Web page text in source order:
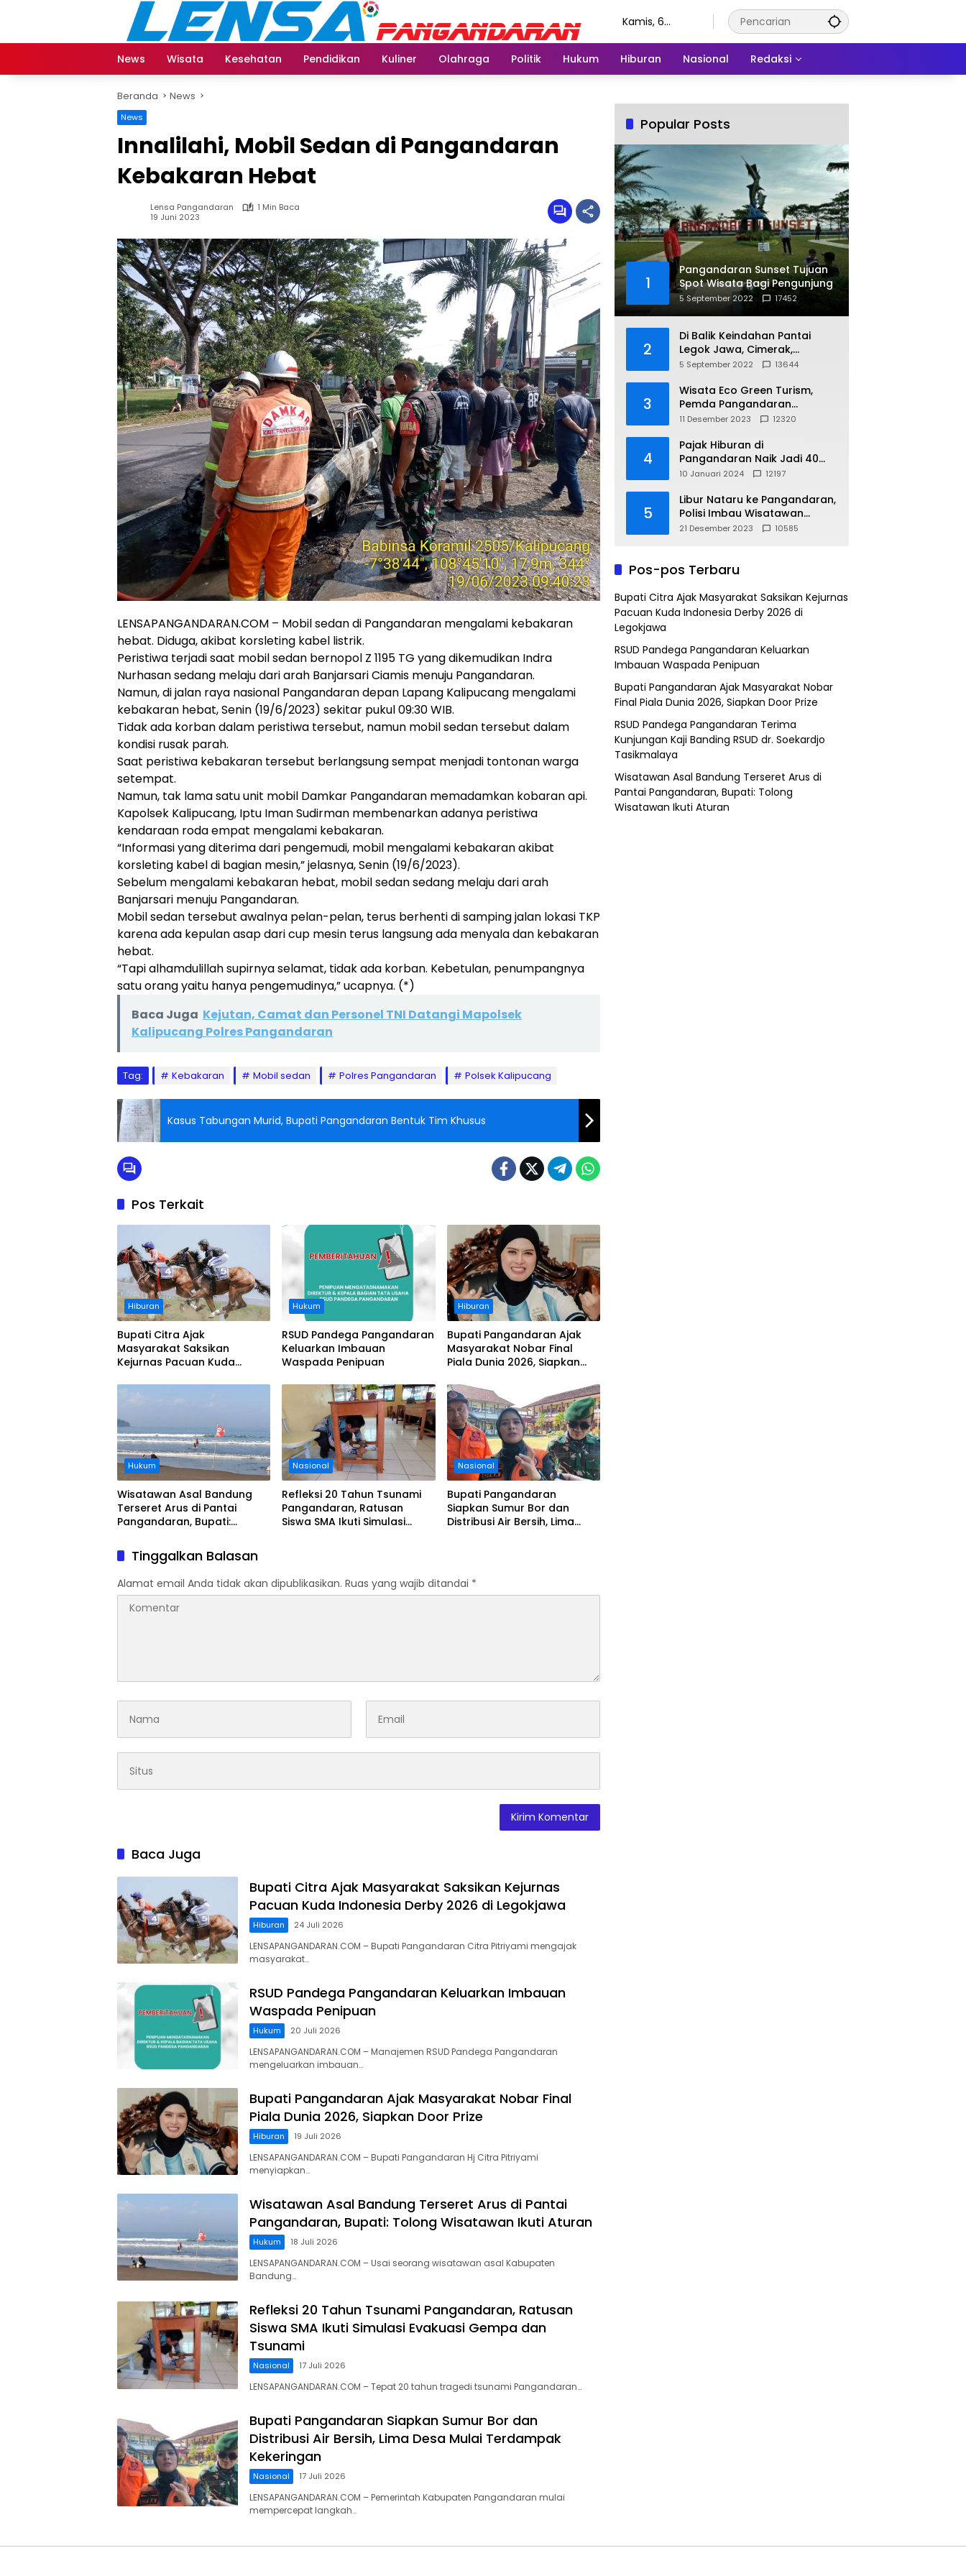
Kamis, 6
News
Wisata Kesehatan Pendidikan Kuliner Olahraga Politik Hukum Hiburan Nasional Redaksi
Beranda News
News
Innalilahi, Mobil Sedan di Pangandaran
Kebakaran Hebat
Lensa Pangandaran
1 Min Baca
19 Juni 2023
LENSAPANGANDARAN.COM – Mobil sedan di Pangandaran mengalami kebakaran
hebat. Diduga, akibat korsleting kabel listrik.
Peristiwa terjadi saat mobil sedan bernopol Z 1195 TG yang dikemudikan Indra
Nurhasan sedang melaju dari arah Banjarsari Ciamis menuju Pangandaran.
Namun, di jalan raya nasional Pangandaran depan Lapang Kalipucang mengalami
kebakaran hebat, Senin (19/6/2023) sekitar pukul 09:30 WIB.
Tidak ada korban dalam peristiwa tersebut, namun mobil sedan tersebut dalam
kondisi rusak parah.
Saat peristiwa kebakaran tersebut berlangsung sempat menjadi tontonan warga
setempat.
Namun, tak lama satu unit mobil Damkar Pangandaran memadamkan kobaran api.
Kapolsek Kalipucang, Iptu Iman Sudirman membenarkan adanya peristiwa
kendaraan roda empat mengalami kebakaran.
“Informasi yang diterima dari pengemudi, mobil mengalami kebakaran akibat
korsleting kabel di bagian mesin,” jelasnya, Senin (19/6/2023).
Sebelum mengalami kebakaran hebat, mobil sedan sedang melaju dari arah
Banjarsari menuju Pangandaran.
Mobil sedan tersebut awalnya pelan-pelan, terus berhenti di samping jalan lokasi TKP
karena ada kepulan asap dari cup mesin terus langsung ada menyala dan kebakaran
hebat.
“Tapi alhamdulillah supirnya selamat, tidak ada korban. Kebetulan, penumpangnya
satu orang yaitu hanya pengemudinya,” ucapnya. (*)
Baca Juga Kejutan, Camat dan Personel TNI Datangi Mapolsek
Kalipucang Polres Pangandaran
Tag: Kebakaran Mobil sedan Polres Pangandaran Polsek Kalipucang
Kasus Tabungan Murid, Bupati Pangandaran Bentuk Tim Khusus
Pos Terkait
Hiburan
Bupati Citra Ajak
Masyarakat Saksikan
Kejurnas Pacuan Kuda
Legokjawa
Hukum
RSUD Pandega Pangandaran
Keluarkan Imbauan
Waspada Penipuan
Hiburan
Bupati Pangandaran Ajak
Masyarakat Nobar Final
Piala Dunia 2026, Siapkan
Hukum
Wisatawan Asal Bandung
Terseret Arus di Pantai
Pangandaran, Bupati:
Aturan
Nasional
Refleksi 20 Tahun Tsunami
Pangandaran, Ratusan
Siswa SMA Ikuti Simulasi
Nasional
Bupati Pangandaran
Siapkan Sumur Bor dan
Distribusi Air Bersih, Lima
Tinggalkan Balasan
Alamat email Anda tidak akan dipublikasikan. Ruas yang wajib ditandai *
Baca Juga
Bupati Citra Ajak Masyarakat Saksikan Kejurnas
Pacuan Kuda Indonesia Derby 2026 di Legokjawa
Hiburan 24 Juli 2026
LENSAPANGANDARAN.COM – Bupati Pangandaran Citra Pitriyami mengajak
masyarakat…
RSUD Pandega Pangandaran Keluarkan Imbauan
Waspada Penipuan
Hukum 20 Juli 2026
LENSAPANGANDARAN.COM – Manajemen RSUD Pandega Pangandaran
mengeluarkan imbauan…
Bupati Pangandaran Ajak Masyarakat Nobar Final
Piala Dunia 2026, Siapkan Door Prize
Hiburan 19 Juli 2026
LENSAPANGANDARAN.COM – Bupati Pangandaran Hj Citra Pitriyami
menyiapkan…
Wisatawan Asal Bandung Terseret Arus di Pantai
Pangandaran, Bupati: Tolong Wisatawan Ikuti Aturan
Hukum 18 Juli 2026
LENSAPANGANDARAN.COM – Usai seorang wisatawan asal Kabupaten
Bandung…
Refleksi 20 Tahun Tsunami Pangandaran, Ratusan
Siswa SMA Ikuti Simulasi Evakuasi Gempa dan
Tsunami
Nasional 17 Juli 2026
LENSAPANGANDARAN.COM – Tepat 20 tahun tragedi tsunami Pangandaran…
Bupati Pangandaran Siapkan Sumur Bor dan
Distribusi Air Bersih, Lima Desa Mulai Terdampak
Kekeringan
Nasional 17 Juli 2026
LENSAPANGANDARAN.COM – Pemerintah Kabupaten Pangandaran mulai
mempercepat langkah…
Popular Posts
1
Pangandaran Sunset Tujuan
Spot Wisata Bagi Pengunjung
5 September 2022 17452
2
Di Balik Keindahan Pantai
Legok Jawa, Cimerak,
Pangandaran
5 September 2022 13644
3
Wisata Eco Green Turism,
Pemda Pangandaran
Gandeng PLN
11 Desember 2023 12320
4
Pajak Hiburan di
Pangandaran Naik Jadi 40
Persen
10 Januari 2024 12197
5
Libur Nataru ke Pangandaran,
Polisi Imbau Wisatawan
Gunakan Jalur Arteri
21 Desember 2023 10585
Pos-pos Terbaru
Bupati Citra Ajak Masyarakat Saksikan Kejurnas
Pacuan Kuda Indonesia Derby 2026 di
Legokjawa
RSUD Pandega Pangandaran Keluarkan
Imbauan Waspada Penipuan
Bupati Pangandaran Ajak Masyarakat Nobar
Final Piala Dunia 2026, Siapkan Door Prize
RSUD Pandega Pangandaran Terima
Kunjungan Kaji Banding RSUD dr. Soekardjo
Tasikmalaya
Wisatawan Asal Bandung Terseret Arus di
Pantai Pangandaran, Bupati: Tolong
Wisatawan Ikuti Aturan